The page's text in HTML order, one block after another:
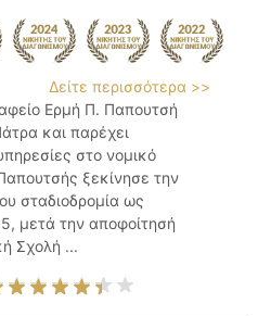
Δείτε περισσότερα >>
Ερμή Π. Παπουτσή
και παρέχει
στο νομικό
ξεκίνησε την
σταδιοδρομία ως
μετά την αποφοίτησή
Σχολή ...